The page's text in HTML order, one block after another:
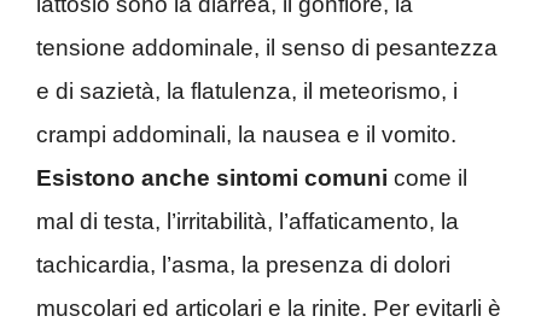
tensione addominale, il senso di pesantezza
e di sazietà, la flatulenza, il meteorismo, i
crampi addominali, la nausea e il vomito.
Esistono anche sintomi comuni come il
mal di testa, l’irritabilità, l’affaticamento, la
tachicardia, l’asma, la presenza di dolori
muscolari ed articolari e la rinite. Per evitarli è